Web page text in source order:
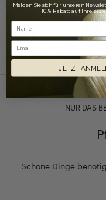
NUR DAS
Schöne Dinge
Melden Sie sich für unseren
10% Rabatt auf Ihre
Email
JETZT